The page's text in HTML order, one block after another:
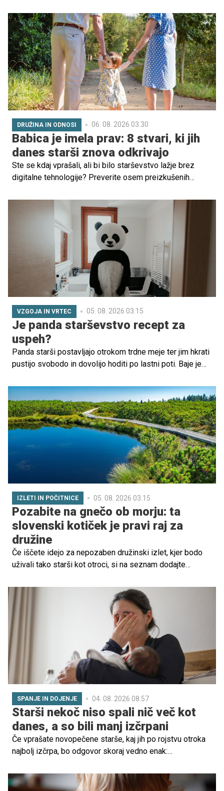
DRUŽINA IN ODNOSI 06. 08. 2026 03.30
Babica je imela prav: 8 stvari, ki jih
danes starši znova odkrivajo
Ste se kdaj vprašali, ali bi bilo starševstvo lažje brez
digitalne tehnologije? Preverite osem preizkušenih
pridobivajo na veljavi in pomagajo otrokom pri grajenju
samostojnosti ter samozavesti.
VZGOJA IN VRTEC 05. 08. 2026 03.15
Je panda starševstvo recept za
uspeh?
Panda starši postavljajo otrokom trdne meje ter jim hkrati
pustijo svobodo in dovolijo hoditi po lastni poti. Baje je
IZLETI IN POČITNICE 05. 08. 2026 03.15
Pozabite na gnečo ob morju: ta
slovenski kotiček je pravi raj za
družine
Če iščete idejo za nepozaben družinski izlet, kjer bodo
uživali tako starši kot otroci, si na seznam dodajte
SPANJE IN DOJENJE 04. 08. 2026 08.57
Starši nekoč niso spali nič več kot
danes, a so bili manj izčrpani
Če vprašate novopečene starše, kaj jih po rojstvu otroka
najbolj izčrpa, bo odgovor skoraj vedno enak:
antropologov in raziskovalcev spanja naši predniki
starševstva verjetno niso doživljali kot tako izrazito